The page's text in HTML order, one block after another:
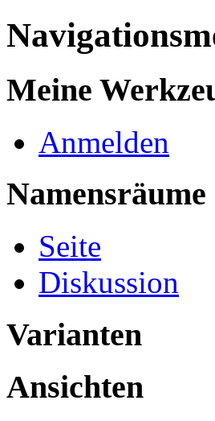
Meine
Anmelden
Namensräume
Seite
Diskussion
Varianten
Ansichten